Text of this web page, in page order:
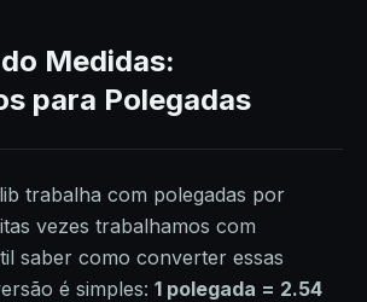
Medidas:
para Polegadas
trabalha com polegadas por
vezes trabalhamos com
saber como converter essas
é simples: 1 polegada = 2.54